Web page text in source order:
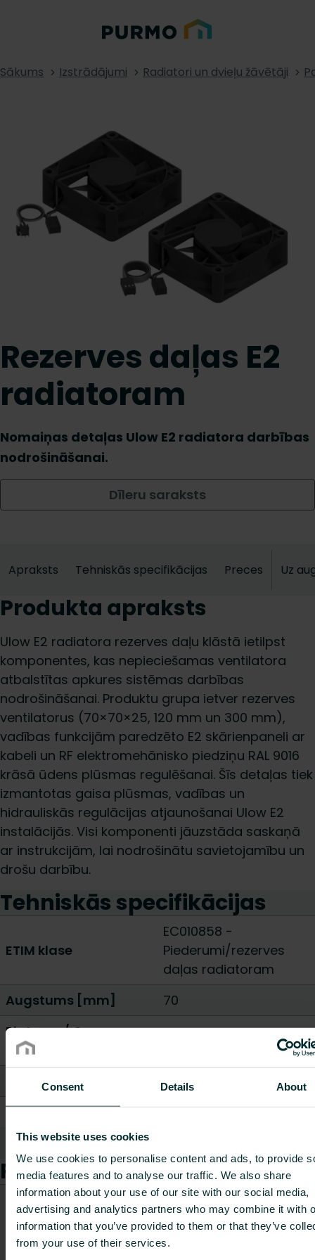
Consent Details About
This website uses cookies
We use cookies to personalise content and ads, to provide
media features and to analyse our traffic. We also share
information about your use of our site with our social media,
advertising and analytics partners who may combine it with
information that you’ve provided to them or that they’ve
from your use of their services.
Sākums Izstrādājumi Radiatori un dvieļu žāvētāji
Rezerves daļas E2
radiatoram
Nomaiņas detaļas Ulow E2 radiatora darbības
nodrošināšanai.
Dīleru saraksts
Apraksts Tehniskās specifikācijas Preces Uz
Produkta apraksts
Ulow E2 radiatora rezerves daļu klāstā ietilpst
komponentes, kas nepieciešamas ventilatora
atbalstītas apkures sistēmas darbības
nodrošināšanai. Produktu grupa ietver rezerves
ventilatorus (70×70×25, 120 mm un 300 mm),
vadības funkcijām paredzēto E2 skārienpaneli ar
kabeli un RF elektromehānisko piedziņu RAL 9016
krāsā ūdens plūsmas regulēšanai. Šīs detaļas tiek
izmantotas gaisa plūsmas, vadības un
hidrauliskās regulācijas atjaunošanai Ulow E2
instalācijās. Visi komponenti jāuzstāda saskaņā
ar instrukcijām, lai nodrošinātu savietojamību un
drošu darbību.
Tehniskās specifikācijas
ETIM klase
EC010858 -
Piederumi/rezerves
daļas radiatoram
Augstums [mm]
70
Platums / Garums
[mm]
Dziļums [mm]
25
Svars [kg]
0.62
Rādīt visu
Preces
Preces kods
Preces
apraksts
Svars
[kg]
CO2/Kg
ekvivalents
uz kg